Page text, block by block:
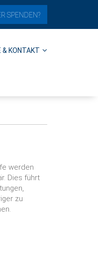
SPENDEN?
& KONTAKT
werden
Dies führt
zu